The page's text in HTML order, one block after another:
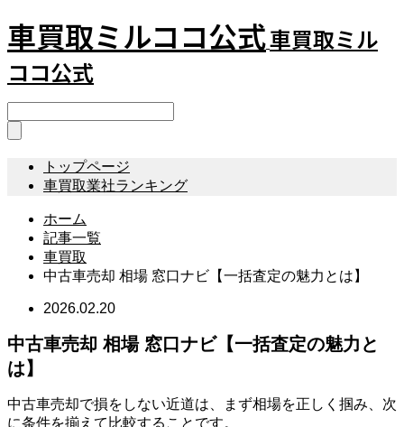
車買取ミルココ公式車買取ミル
ココ公式
トップページ
車買取業社ランキング
ホーム
記事一覧
車買取
中古車売却 相場 窓口ナビ【一括査定の魅力とは】
2026.02.20
中古車売却 相場 窓口ナビ【一括査定の魅力と
は】
中古車売却で損をしない近道は、まず相場を正しく掴み、次
に条件を揃えて比較することです。